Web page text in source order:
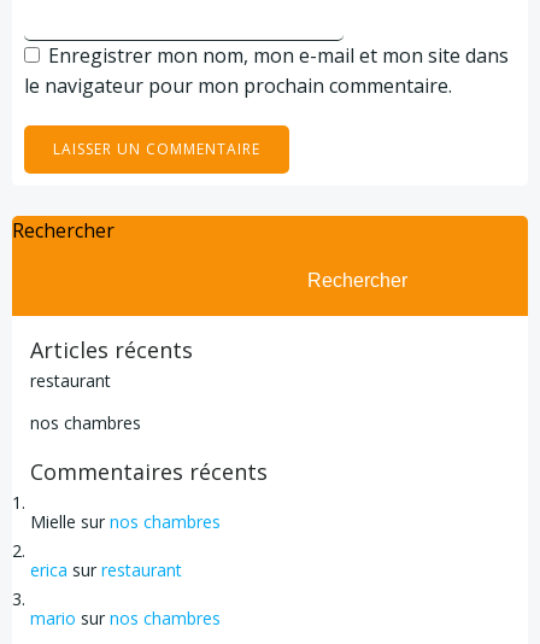
Enregistrer mon nom, mon e-mail et mon site dans
le navigateur pour mon prochain commentaire.
Rechercher
Rechercher
Articles récents
restaurant
nos chambres
Commentaires récents
Mielle sur nos chambres
erica sur restaurant
mario sur nos chambres